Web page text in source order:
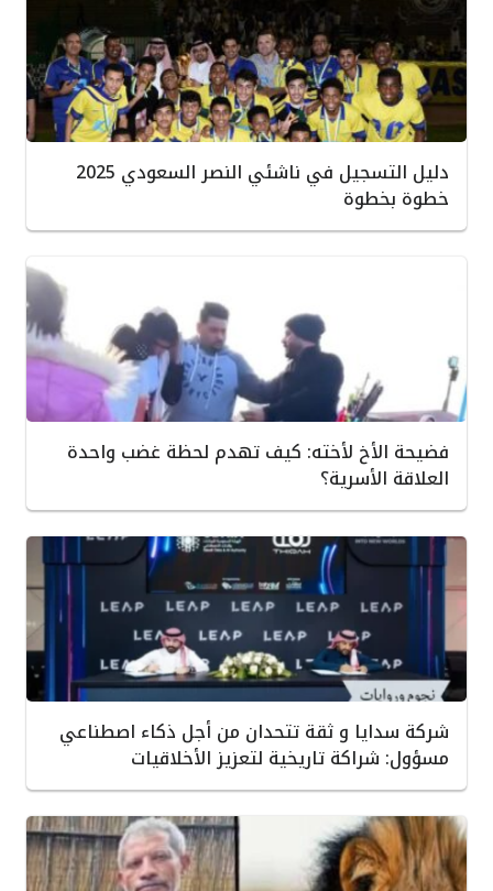
دليل التسجيل في ناشئي النصر السعودي 2025
خطوة بخطوة
فضيحة الأخ لأخته: كيف تهدم لحظة غضب واحدة
العلاقة الأسرية؟
شركة سدايا و ثقة تتحدان من أجل ذكاء اصطناعي
مسؤول: شراكة تاريخية لتعزيز الأخلاقيات